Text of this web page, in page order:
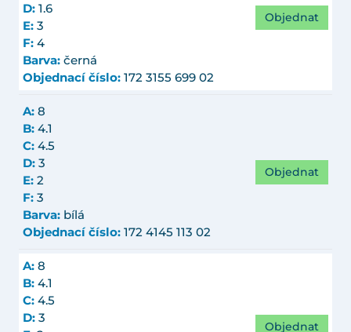
D: 1.6
E: 3
F: 4
Barva: černá
Objednací číslo: 172 3155 699 02
Objednat
A: 8
B: 4.1
C: 4.5
D: 3
E: 2
F: 3
Barva: bílá
Objednací číslo: 172 4145 113 02
Objednat
A: 8
B: 4.1
C: 4.5
D: 3
Objednat